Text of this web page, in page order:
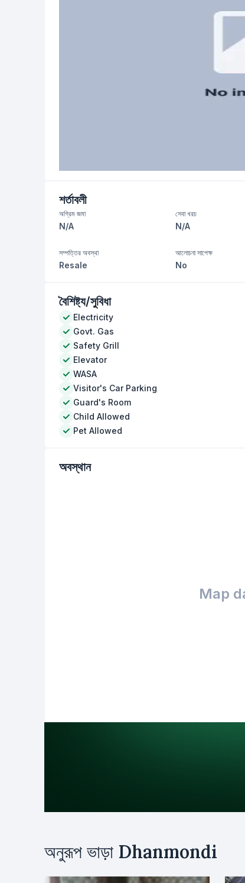
শর্তাবলী
অগ্রিম জমা
N/A
সেবা খরচ
N/A
সম্পত্তির অবস্থা
Resale
আলোচনা সাপেক্ষ
No
বৈশিষ্ট্য/সুবিধা
Electricity
Govt. Gas
Safety Grill
Elevator
WASA
Visitor's Car Parking
Guard's Room
Child Allowed
Pet Allowed
অবস্থান
Map
অনুরূপ ভাড়া Dhanmondi